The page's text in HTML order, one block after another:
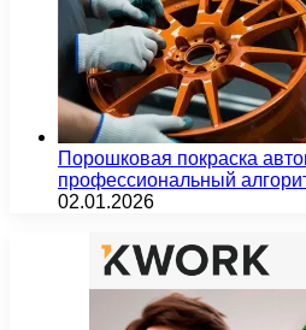
Порошковая покраска
профессиональный
02.01.2026